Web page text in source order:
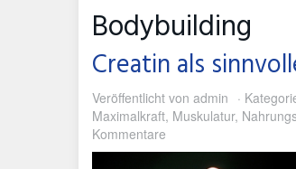
Bodybuilding
Creatin als
Veröffentlicht von admin
Maximalkraft, Muskulatur,
Kommentare